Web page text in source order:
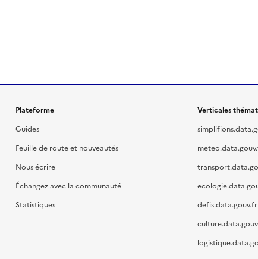
Plateforme
Guides
Feuille de route et nouveautés
Nous écrire
Échangez avec la communauté
Statistiques
Verticales
defis.data.gouv.fr